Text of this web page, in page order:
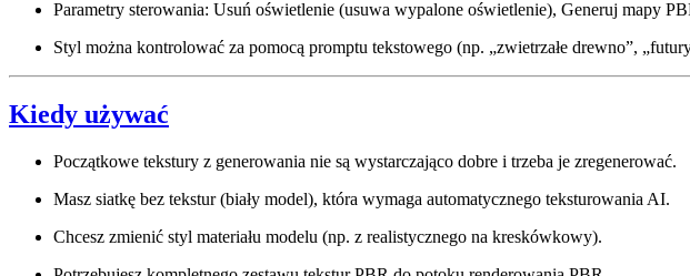
Parametry sterowania: Usuń oświetlenie (usuwa wypalone oświetlenie), Generuj mapy
Styl można kontrolować za pomocą promptu tekstowego (np. „zwietrzałe drewno”,
Kiedy używać
Początkowe tekstury z generowania nie są wystarczająco dobre i trzeba je zregenerować.
Masz siatkę bez tekstur (biały model), która wymaga automatycznego teksturowania AI.
Chcesz zmienić styl materiału modelu (np. z realistycznego na kreskówkowy).